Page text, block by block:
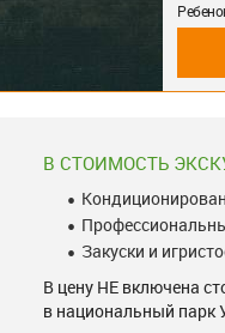
В СТОИМОСТЬ
Закуски и
В цену НЕ включена
в национальный парк